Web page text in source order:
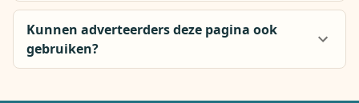
Kunnen adverteerders deze pagina ook
gebruiken?